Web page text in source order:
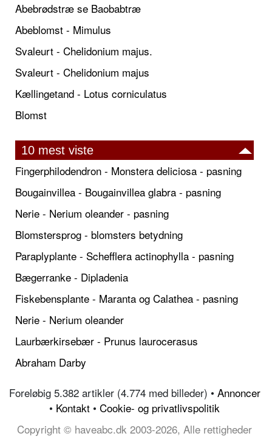
Abebrødstræ se Baobabtræ
Abeblomst - Mimulus
Svaleurt - Chelidonium majus.
Svaleurt - Chelidonium majus
Kællingetand - Lotus corniculatus
Blomst
10 mest viste
Fingerphilodendron - Monstera deliciosa - pasning
Bougainvillea - Bougainvillea glabra - pasning
Nerie - Nerium oleander - pasning
Blomstersprog - blomsters betydning
Paraplyplante - Schefflera actinophylla - pasning
Bægerranke - Dipladenia
Fiskebensplante - Maranta og Calathea - pasning
Nerie - Nerium oleander
Laurbærkirsebær - Prunus laurocerasus
Abraham Darby
Foreløbig 5.382 artikler (4.774 med billeder) • Annoncer
• Kontakt • Cookie- og privatlivspolitik
Copyright © haveabc.dk 2003-2026, Alle rettigheder